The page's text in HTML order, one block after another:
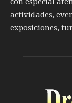
actividades,
exposiciones,